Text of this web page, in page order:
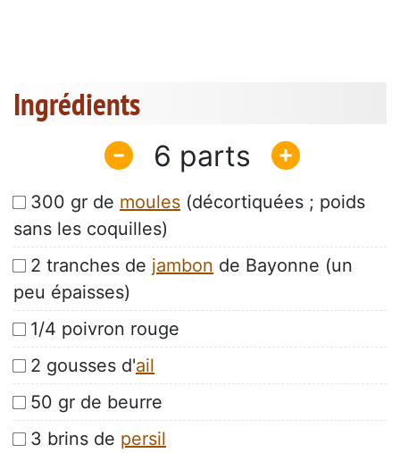
Ingrédients
6
300 gr de moules (décortiquées ; poids
sans les coquilles)
2 tranches de jambon de Bayonne (un
peu épaisses)
1/4 poivron rouge
2 gousses d'ail
50 gr de beurre
3 brins de persil